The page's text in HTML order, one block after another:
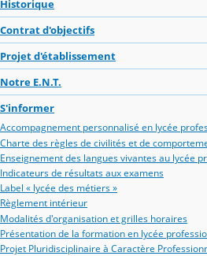
Historique
Contrat d'objectifs
Projet d'établissement
Notre E.N.T.
S'informer
Accompagnement personnalisé en lycée
Charte des règles de civilités et de
Enseignement des langues vivantes au lycée
Indicateurs de résultats aux examens
Label « lycée des métiers »
Règlement intérieur
Modalités d'organisation et grilles horaires
Présentation de la formation en lycée
Projet Pluridisciplinaire à Caractère